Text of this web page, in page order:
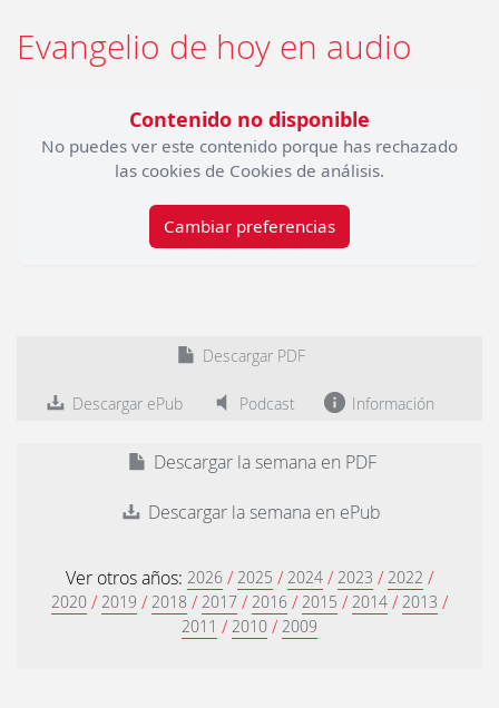
Evangelio de hoy en audio
Contenido no disponible
No puedes ver este contenido porque has rechazado
las cookies de Cookies de análisis.
Cambiar preferencias
Descargar PDF
Descargar ePub Podcast Información
Descargar la semana en PDF
Descargar la semana en ePub
Ver otros años: 2026 / 2025 / 2024 / 2023 / 2022 /
2020 / 2019 / 2018 / 2017 / 2016 / 2015 / 2014 / 2013 /
2011 / 2010 / 2009